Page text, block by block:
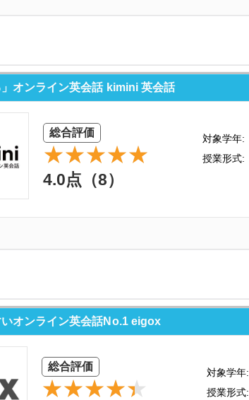
」オンライン英会話 kimini 英会話
総合評価
4.0点（8）
対象学年:
授業形式:
オンライン英会話No.1 eigox
総合評価 対象学年:
授業形式: